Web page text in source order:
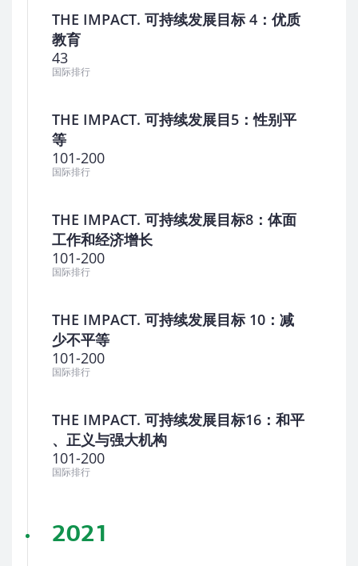
THE IMPACT. 可持续发展目标 4：优质
教育
43
国际排行
THE IMPACT. 可持续发展目5：性别平
等
101-200
国际排行
THE IMPACT. 可持续发展目标8：体面
工作和经济增长
101-200
国际排行
THE IMPACT. 可持续发展目标 10：减
少不平等
101-200
国际排行
THE IMPACT. 可持续发展目标16：和平
、正义与强大机构
101-200
国际排行
2021